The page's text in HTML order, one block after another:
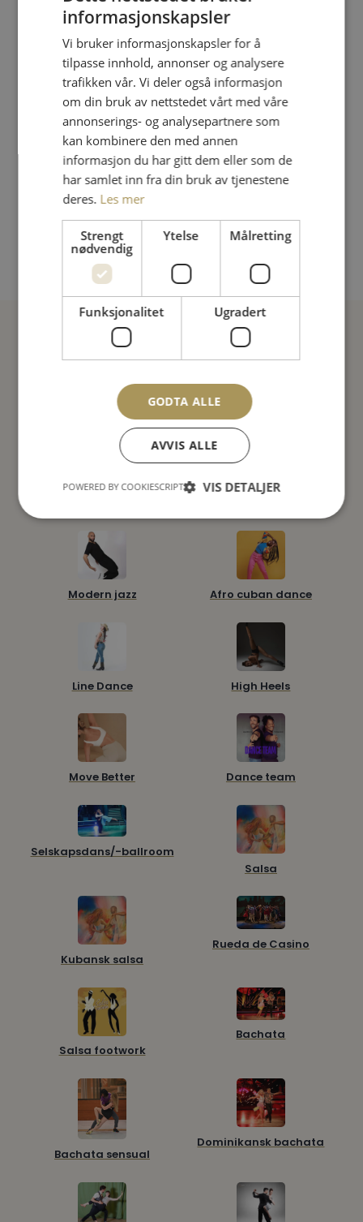
Magedans teknikk – åpent nivå SIRIN
Magedans er for alle som ønsker å trene på bevegelser
som styrker rygg og magemuskler, forbedre
kroppsholdningen, og samtidig ha det gøy!
8 kvelder
Neste kurs: 24.08.2026
Meld deg på
Flere kurs
Modern jazz Afro cuban dance
Line Dance High Heels
Move Better Dance team
Selskapsdans/-ballroom
Salsa
Kubansk salsa
Rueda de Casino
Salsa footwork
Bachata
Bachata sensual
Dominikansk bachata
informasjonskapsler
Vi bruker informasjonskapsler for å
tilpasse innhold, annonser og analysere
trafikken vår. Vi deler også informasjon
om din bruk av nettstedet vårt med våre
annonserings- og analysepartnere som
kan kombinere den med annen
informasjon du har gitt dem eller som de
har samlet inn fra din bruk av tjenestene
deres. Les mer
Strengt
nødvendig
Ytelse Målretting
Funksjonalitet Ugradert
GODTA ALLE
AVVIS ALLE
VIS DETALJER
POWERED BY COOKIESCRIPT